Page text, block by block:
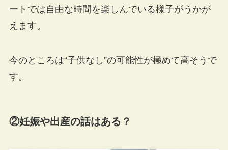
ートでは自由な時間を楽しんでいる様子がうかが
えます。
今のところは“子供なし”の可能性が極めて高そうで
す。
②妊娠や出産の話はある？